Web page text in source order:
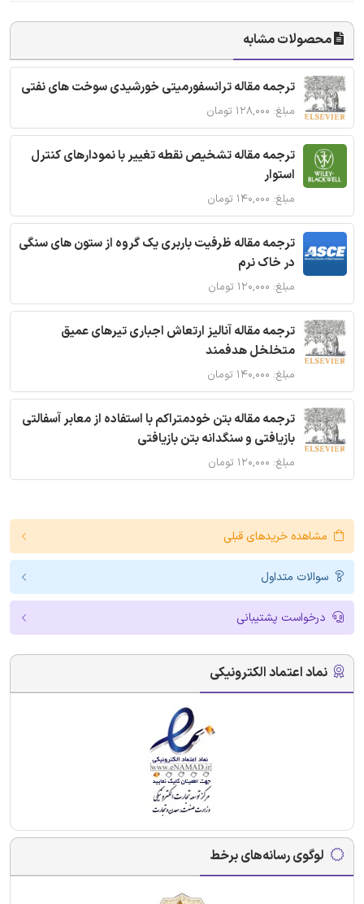
محصولات مشابه
ترجمه مقاله ترانسفورمیتی خورشیدی سوخت های نفتی
مبلغ: ۱۲۸,۰۰۰ تومان
ترجمه مقاله تشخیص نقطه تغییر با نمودارهای کنترل
استوار
مبلغ: ۱۴۰,۰۰۰ تومان
ترجمه مقاله ظرفیت باربری یک گروه از ستون های سنگی
در خاک نرم
مبلغ: ۱۲۰,۰۰۰ تومان
ترجمه مقاله آنالیز ارتعاش اجباری تیرهای عمیق
متخلخل هدفمند
مبلغ: ۱۴۰,۰۰۰ تومان
ترجمه مقاله بتن خودمتراکم با استفاده از معابر آسفالتی
بازیافتی و سنگدانه بتن بازیافتی
مبلغ: ۱۲۰,۰۰۰ تومان
مشاهده خریدهای قبلی
سوالات متداول
درخواست پشتیبانی
نماد اعتماد الکترونیکی
لوگوی رسانه‌های برخط